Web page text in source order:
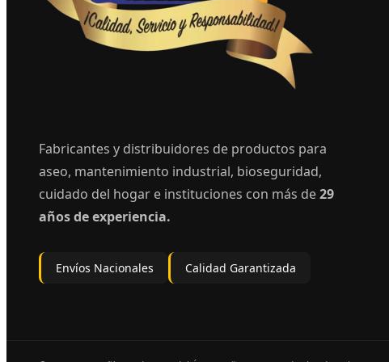
Fabricantes y distribuidores de productos para
aseo, mantenimiento industrial, bioseguridad,
cuidado del hogar e instituciones con más de29
años de experiencia.
Envíos Nacionales Calidad Garantizada